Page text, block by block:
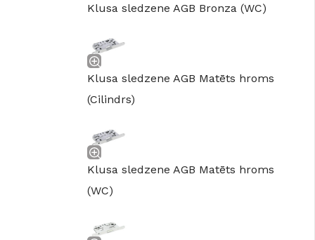
Klusa sledzene AGB Bronza (WC)
Klusa sledzene AGB Matēts hroms
(Cilindrs)
Klusa sledzene AGB Matēts hroms
(WC)